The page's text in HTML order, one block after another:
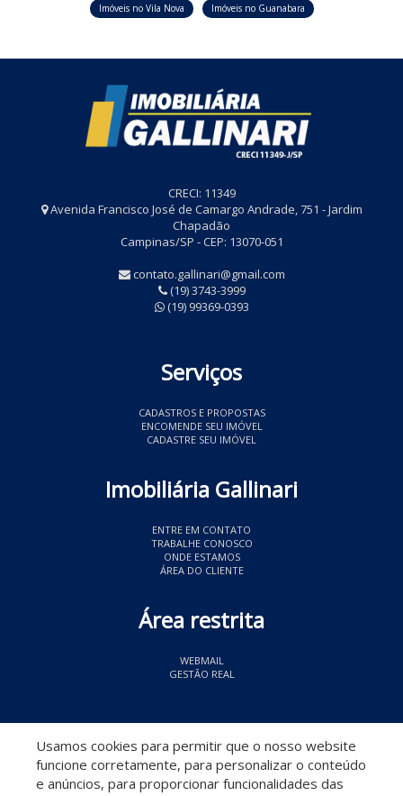
Imóveis no Vila Nova Imóveis no Guanabara
CRECI: 11349
Avenida Francisco José de Camargo Andrade, 751 - Jardim
Chapadão
Campinas/SP - CEP: 13070-051
contato.gallinari@gmail.com
(19) 3743-3999
(19) 99369-0393
Serviços
CADASTROS E PROPOSTAS
ENCOMENDE SEU IMÓVEL
CADASTRE SEU IMÓVEL
Imobiliária Gallinari
ENTRE EM CONTATO
TRABALHE CONOSCO
ONDE ESTAMOS
ÁREA DO CLIENTE
Área restrita
WEBMAIL
GESTÃO REAL
Usamos cookies para permitir que o nosso website
funcione corretamente, para personalizar o conteúdo
e anúncios, para proporcionar funcionalidades das